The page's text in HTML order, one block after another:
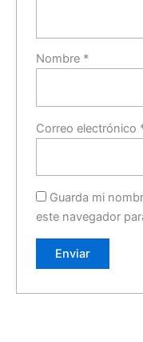
Nombre *
Correo electrónico
Guarda mi
este navegador